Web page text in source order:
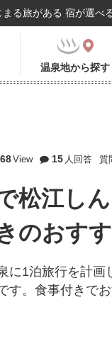
る旅がある 宿が選べ
温泉地から探す
View 15 人回答 質
松江し
のおす
に1泊旅行を計
す。食事付きで